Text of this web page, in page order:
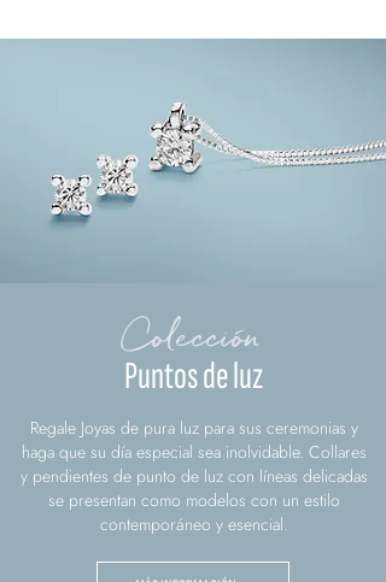
Colección
Puntos de luz
Regale Joyas de pura luz para sus ceremonias y
haga que su día especial sea inolvidable. Collares
y pendientes de punto de luz con líneas delicadas
se presentan como modelos con un estilo
contemporáneo y esencial.